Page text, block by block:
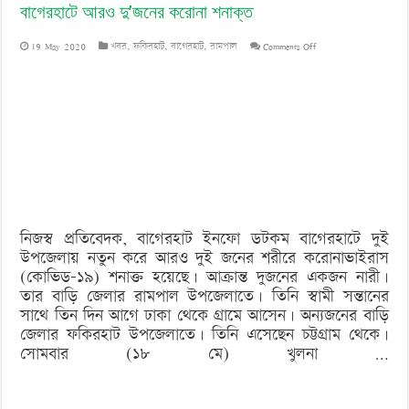
বাগেরহাটে আরও দু’জনের করোনা শনাক্ত
19 May 2020 খবর,ফকিরহাট,বাগেরহাট,রামপাল Comments Offon
নিজস্ব প্রতিবেদক, বাগেরহাট ইনফো ডটকম বাগেরহাটে দুই
উপজেলায় নতুন করে আরও দুই জনের শরীরে করোনাভাইরাস
(কোভিড-১৯) শনাক্ত হয়েছে। আক্রান্ত দুজনের একজন নারী।
তার বাড়ি জেলার রামপাল উপজেলাতে। তিনি স্বামী সন্তানের
সাথে তিন দিন আগে ঢাকা থেকে গ্রামে আসেন। অন্যজনের বাড়ি
জেলার ফকিরহাট উপজেলাতে। তিনি এসেছেন চট্টগ্রাম থেকে।
সোমবার (১৮ মে) খুলনা …